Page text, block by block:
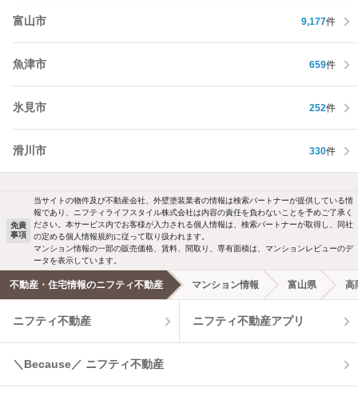
富山市 9,177件
魚津市 659件
氷見市 252件
滑川市 330件
免責
事項
当サイトの物件及び不動産会社、外壁塗装業者の情報は検索パートナーが提供している情
報であり、ニフティライフスタイル株式会社は内容の責任を負わないことを予めご了承く
ださい。本サービス内でお客様が入力される個人情報は、検索パートナーが取得し、同社
の定める個人情報規約に従って取り扱われます。
マンション情報の一部の販売価格、賃料、間取り、専有面積は、マンションレビューのデ
ータを表示しています。
不動産・住宅情報のニフティ不動産 マンション情報 富山県 高
ニフティ不動産 ニフティ不動産アプリ
＼Because／ ニフティ不動産